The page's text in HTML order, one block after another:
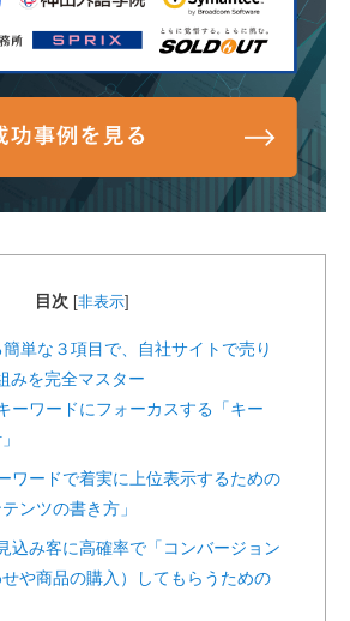
目次 非表示]
単な３項目で、自社サイトで売り
みを完全マスター
ーワードにフォーカスする「キー
ワードで着実に上位表示するための
テンツの書き方」
込み客に高確率で「コンバージョン
せや商品の購入）してもらうための